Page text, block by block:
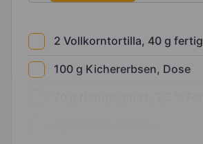
2 Vollkorntortilla, 40 g fertig
100 g Kichererbsen, Dose